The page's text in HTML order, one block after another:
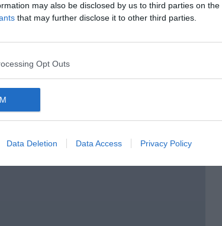
may also be disclosed by us to third parties on the
that may further disclose it to other third parties.
Opt Outs
Data Deletion Data Access Privacy Policy